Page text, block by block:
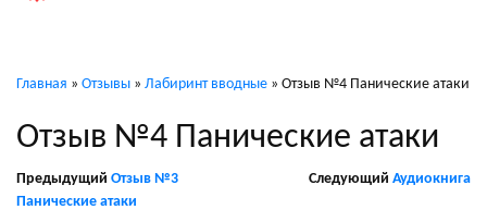
Главная » Отзывы » Лабиринт вводные » Отзыв №4 Панические атаки
Отзыв №4 Панические атаки
Предыдущий Отзыв №3
Панические атаки
Следующий Аудиокнига